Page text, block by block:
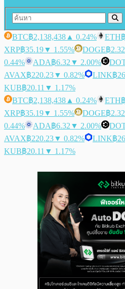
BTC฿2,138,438 ▲ 0.24% ETH
XRP฿35.19▼ 1.55% DOGE฿2.32
0.44%
ADA฿6.32 ▼ 2.00%
AVAX฿220.23▼ 0.82% LINK฿
KUB฿20.11 ▼ 1.17%
BTC฿2,138,438 ▲ 0.24% ETH
XRP฿35.19▼ 1.55% DOGE฿2.32
0.44%
ADA฿6.32 ▼ 2.00%
AVAX฿220.23▼ 0.82% LINK฿
KUB฿20.11 ▼ 1.17%